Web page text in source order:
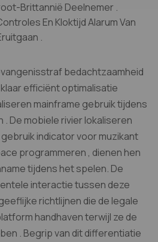
Brittannië Deelnemer .
En Kloktijd Alarum Van
.
bedachtzaamheid
efficiënt optimalisatie
mainframe gebruik tijdens
De mobiele rivier lokaliseren
indicator voor muzikant
programmeren , dienen hen
tijdens het spelen. De
interactie tussen deze
richtlijnen die de legale
handhaven terwijl ze de
. Begrip van dit differentiatie